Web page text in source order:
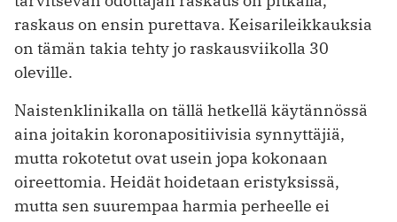
raskaus on ensin purettava. Keisarileikkauksia
on tämän takia tehty jo raskausviikolla 30
oleville.
Naistenklinikalla on tällä hetkellä käytännössä
aina joitakin koronapositiivisia synnyttäjiä,
mutta rokotetut ovat usein jopa kokonaan
oireettomia. Heidät hoidetaan eristyksissä,
mutta sen suurempaa harmia perheelle ei